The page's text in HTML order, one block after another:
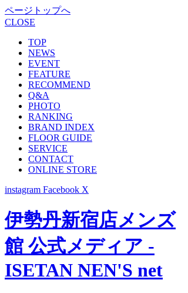
ページトップへ
CLOSE
TOP
NEWS
EVENT
FEATURE
RECOMMEND
Q&A
PHOTO
RANKING
BRAND INDEX
FLOOR GUIDE
SERVICE
CONTACT
ONLINE STORE
instagram Facebook X
伊勢丹新宿店メンズ
館 公式メディア -
ISETAN NEN'S net